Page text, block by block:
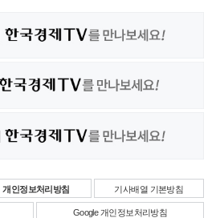
개인정보처리방침 기사배열 기본방침
Google 개인정보처리방침